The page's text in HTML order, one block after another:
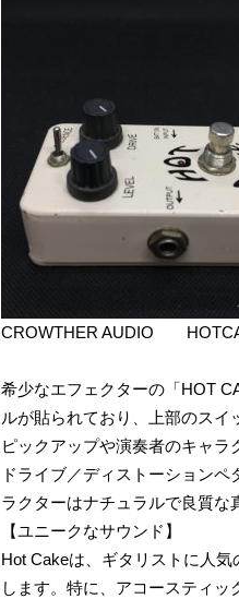
CROWTHER AUDIO
希少なエフェクターの「HOT
ルが貼られており、上部のスイ
ピックアップや演奏者のキャ
ドライブ／ディストーション
ラクターはナチュラルで良質な
【ユニークなサウンド】
Hot Cakeは、ギタリストに人
します。特に、アコースティッ